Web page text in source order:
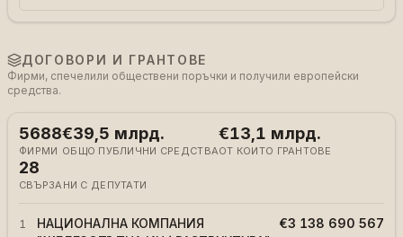
ДОГОВОРИ И ГРАНТОВЕ
Фирми, спечелили обществени поръчки и получили европейски
средства.
5688
ФИРМИ
€39,5 млрд.
ОБЩО ПУБЛИЧНИ СРЕДСТВА
€13,1 млрд.
ОТ КОИТО ГРАНТОВЕ
28
СВЪРЗАНИ С ДЕПУТАТИ
1
НАЦИОНАЛНА КОМПАНИЯ
€3 138 690 567